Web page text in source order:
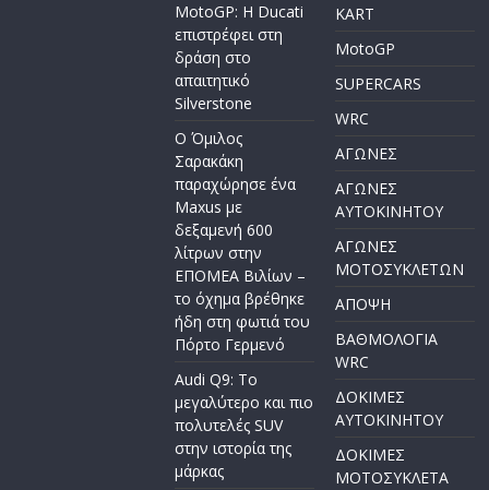
MotoGP: Η Ducati
επιστρέφει στη
δράση στο
απαιτητικό
Silverstone
Ο Όμιλος
Σαρακάκη
παραχώρησε ένα
Maxus με
δεξαμενή 600
λίτρων στην
ΕΠΟΜΕΑ Βιλίων –
το όχημα βρέθηκε
ήδη στη φωτιά του
Πόρτο Γερμενό
Audi Q9: Το
μεγαλύτερο και πιο
πολυτελές SUV
στην ιστορία της
μάρκας
KART
MotoGP
SUPERCARS
WRC
ΑΓΩΝΕΣ
ΑΓΩΝΕΣ
AYTOKINHTOY
ΑΓΩΝΕΣ
ΜΟΤΟΣΥΚΛΕΤΩΝ
ΑΠΟΨΗ
ΒΑΘΜΟΛΟΓΙΑ
WRC
ΔΟΚΙΜΕΣ
ΑΥΤΟΚΙΝΗΤΟΥ
ΔΟΚΙΜΕΣ
ΜΟΤΟΣΥΚΛΕΤΑ